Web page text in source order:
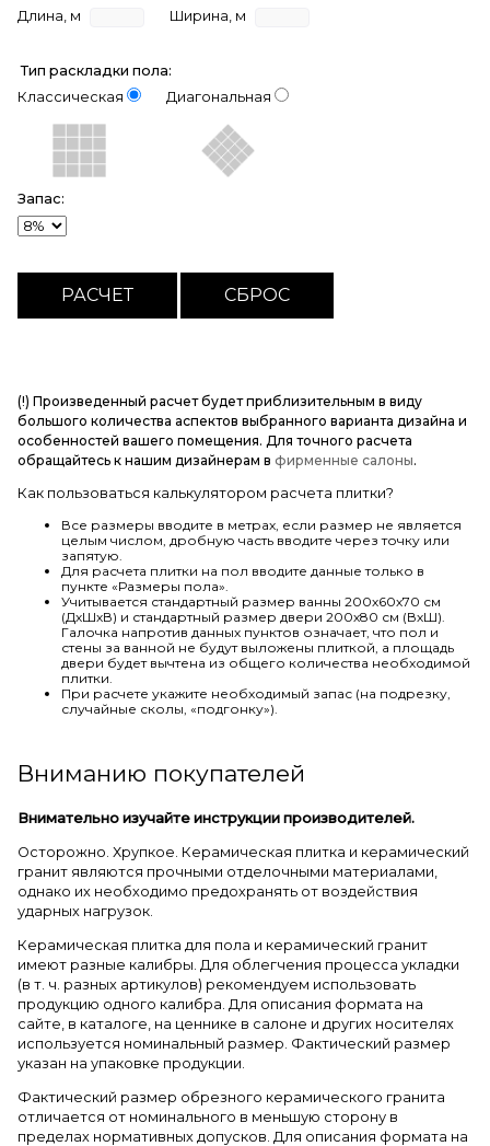
Длина, м
Ширина, м
Тип раскладки пола:
Классическая
Диагональная
Запас:
(!) Произведенный расчет будет приблизительным в виду
большого количества аспектов выбранного варианта дизайна и
особенностей вашего помещения. Для точного расчета
обращайтесь к нашим дизайнерам в фирменные салоны.
Как пользоваться калькулятором расчета плитки?
Все размеры вводите в метрах, если размер не является
целым числом, дробную часть вводите через точку или
запятую.
Для расчета плитки на пол вводите данные только в
пункте «Размеры пола».
Учитывается стандартный размер ванны 200х60х70 см
(ДхШхВ) и стандартный размер двери 200х80 см (ВхШ).
Галочка напротив данных пунктов означает, что пол и
стены за ванной не будут выложены плиткой, а площадь
двери будет вычтена из общего количества необходимой
плитки.
При расчете укажите необходимый запас (на подрезку,
случайные сколы, «подгонку»).
Вниманию покупателей
Внимательно изучайте инструкции производителей.
Осторожно. Хрупкое. Керамическая плитка и керамический
гранит являются прочными отделочными материалами,
однако их необходимо предохранять от воздействия
ударных нагрузок.
Керамическая плитка для пола и керамический гранит
имеют разные калибры. Для облегчения процесса укладки
(в т. ч. разных артикулов) рекомендуем использовать
продукцию одного калибра. Для описания формата на
сайте, в каталоге, на ценнике в салоне и других носителях
используется номинальный размер. Фактический размер
указан на упаковке продукции.
Фактический размер обрезного керамического гранита
отличается от номинального в меньшую сторону в
пределах нормативных допусков. Для описания формата на